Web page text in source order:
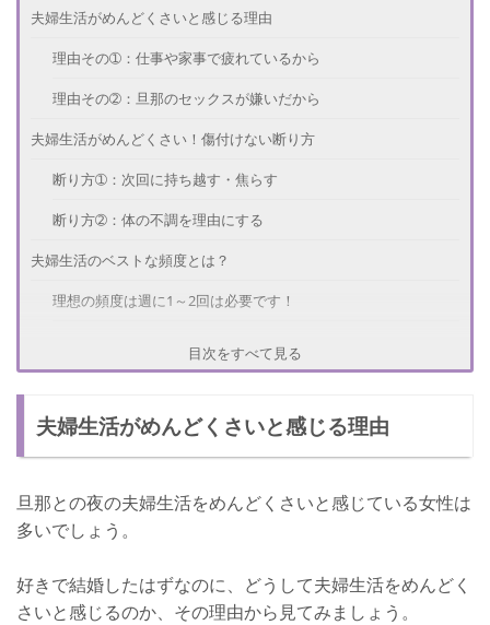
夫婦生活がめんどくさいと感じる理由
理由その➀：仕事や家事で疲れているから
理由その➁：旦那のセックスが嫌いだから
夫婦生活がめんどくさい！傷付けない断り方
断り方➀：次回に持ち越す・焦らす
断り方➁：体の不調を理由にする
夫婦生活のベストな頻度とは？
理想の頻度は週に1～2回は必要です！
ルール➀：無理強いをしない
ルール➁：スキンシップを大事にする
めんどくさいと感じる妻は多い！
目次をすべて見る
夫婦生活がめんどくさいと感じる理由
旦那との夜の夫婦生活をめんどくさいと感じている女性は
多いでしょう。
好きで結婚したはずなのに、どうして夫婦生活をめんどく
さいと感じるのか、その理由から見てみましょう。